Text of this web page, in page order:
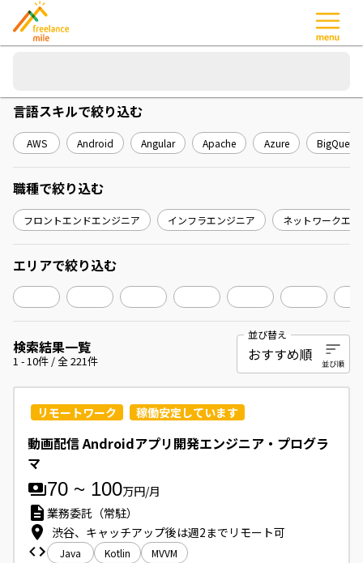
検索結果一覧
1 -10件 / 全221件
並び替え
リモートワーク 稼働安定しています
動画配信 Androidアプリ開発エンジニア・プログラ
マ
70 ~ 100万円/月
業務委託（常駐）
渋谷、キャッチアップ後は週2までリモート可
Java Kotlin MVVM
言語スキルで絞り込む
AWS Android Angular Apache Azure BigQuery
職種で絞り込む
フロントエンドエンジニア インフラエンジニア ネットワークエ
エリアで絞り込む